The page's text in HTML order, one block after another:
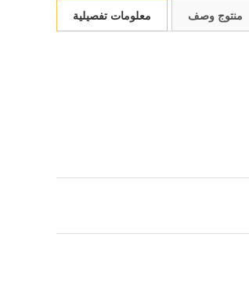
معلومات تفصيلية منتوج وصف